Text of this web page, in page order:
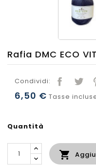
Rafia DMC ECO
Condividi:
6,50 € Tasse
Quantità
